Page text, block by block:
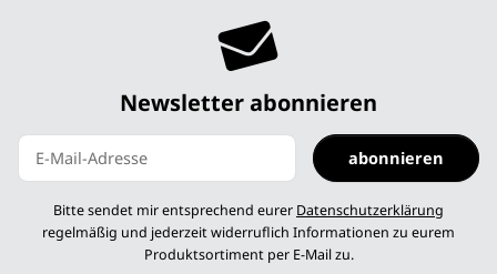
Newsletter abonnieren
abonnieren
Bitte sendet mir entsprechend eurer Datenschutzerklärung
regelmäßig und jederzeit widerruflich Informationen zu eurem
Produktsortiment per E-Mail zu.